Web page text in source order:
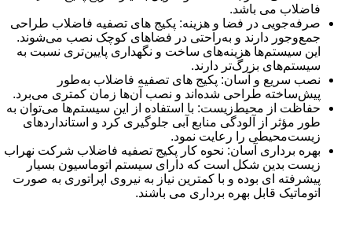
فاضلاب می باشد.
صرفه‌جویی در فضا و هزینه: پکیج ‌های تصفیه فاضلاب طراحی
جمع‌وجور دارند و به‌راحتی در فضاهای کوچک نصب می‌شوند.
این سیستم‌ها هزینه‌های ساخت و نگهداری پایین‌تری نسبت به
سیستم‌های بزرگ‌تر دارند.
نصب سریع و آسان: پکیج ‌های تصفیه فاضلاب به‌طور
پیش‌ساخته طراحی شده‌اند و نصب آن‌ها زمان کمتری می‌برد.
حفاظت از محیط‌زیست: با استفاده از این سیستم‌ها می‌توان به
طور مؤثر از آلودگی منابع آبی جلوگیری کرد و استانداردهای
زیست‌محیطی را رعایت نمود.
بهره برداری آسان: نحوه کار پکیج تصفیه فاضلاب شرکت نهراب
زیست بدین شکل است که دارای سیستم اتوماسیون بسیار
پیشرفته ای بوده و با کمترین نیاز به نیروی اپراتوری به صورت
اتوماتیک قابل بهره برداری می باشند.